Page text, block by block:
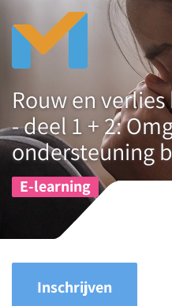
Rouw en
- deel 1 + 2:
ondersteuning
E-learning
Inschrijven